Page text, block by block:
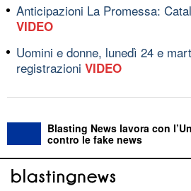
Anticipazioni La Promessa:
VIDEO
Uomini e donne, lunedì 24 e
registrazioni VIDEO
Blasting News lavora con
contro le fake news
ABOUT LINEA EDITORIALE